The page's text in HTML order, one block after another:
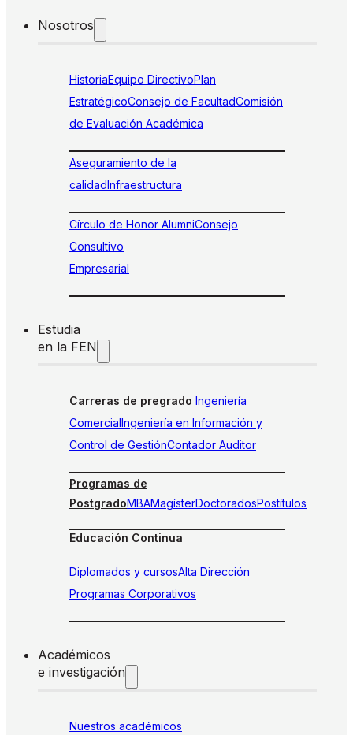
Nosotros
HistoriaEquipo DirectivoPlan
EstratégicoConsejo de FacultadComisión
de Evaluación Académica
Aseguramiento de la
calidadInfraestructura
Círculo de Honor AlumniConsejo
Consultivo
Empresarial
Estudia
en la FEN
Carreras de pregrado Ingeniería
ComercialIngeniería en Información y
Control de GestiónContador Auditor
Programas de
PostgradoMBAMagísterDoctoradosPostítulos
Educación Continua
Diplomados y cursosAlta Dirección
Programas Corporativos
Académicos
e investigación
Nuestros académicos